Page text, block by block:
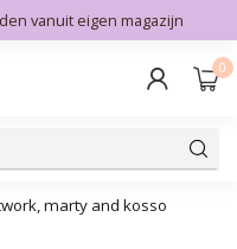
vanuit eigen magazijn
0
marty and kosso